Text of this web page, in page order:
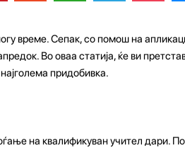
време. Сепак, со помош на
Во оваа статија, ќе ви
придобивка.
на квалификуван учител дари.